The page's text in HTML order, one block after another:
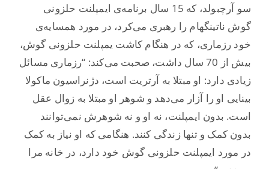
سو آرچبولد، که 15 سال برنامه‌ی ایمپلنت حلزونی
گوش ناتینگهام را رهبری می‌کرد، در مورد همسایه‌ی
خود رزماری، که در هنگام کاشت یمپلنت حلزونی گوش،
بیش از 70 سال داشت، صحبت می‌کند: “رزماری مسائل
زیادی دارد: او مبتلا به آرتریت است، دژنراسیون ماکولا
بینایی او را آزار می‌دهد و شوهر او مبتلا به زوال عقل
است. بدون ایمپلنت، نه او و نه شوهرش نمی‌توانند
بدون کمک و تنها زندگی کنند. هنگامی که او نیاز به کمک
در مورد ایمپلنت حلزونی گوش خود دارد، در خانه مرا